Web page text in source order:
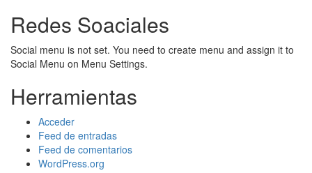
Redes Soaciales
Social menu is not set. You need to create menu and assign it to
Social Menu on Menu Settings.
Herramientas
Acceder
Feed de entradas
Feed de comentarios
WordPress.org